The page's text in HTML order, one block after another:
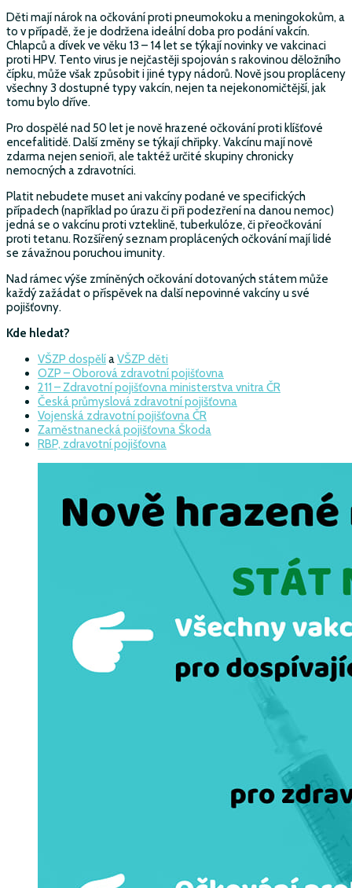
Děti mají nárok na očkování proti pneumokoku a meningokokům, a
to v případě, že je dodržena ideální doba pro podání vakcín.
Chlapců a dívek ve věku 13 – 14 let se týkají novinky ve vakcinaci
proti HPV. Tento virus je nejčastěji spojován s rakovinou děložního
čípku, může však způsobit i jiné typy nádorů. Nově jsou propláceny
všechny 3 dostupné typy vakcín, nejen ta nejekonomičtější, jak
tomu bylo dříve.
Pro dospělé nad 50 let je nově hrazené očkování proti klíšťové
encefalitidě. Další změny se týkají chřipky. Vakcínu mají nově
zdarma nejen senioři, ale taktéž určité skupiny chronicky
nemocných a zdravotníci.
Platit nebudete muset ani vakcíny podané ve specifických
případech (například po úrazu či při podezření na danou nemoc)
jedná se o vakcínu proti vzteklině, tuberkulóze, či přeočkování
proti tetanu. Rozšířený seznam proplácených očkování mají lidé
se závažnou poruchou imunity.
Nad rámec výše zmíněných očkování dotovaných státem může
každý zažádat o příspěvek na další nepovinné vakcíny u své
pojišťovny.
Kde hledat?
VŠZP dospělíaVŠZP děti
OZP – Oborová zdravotní pojišťovna
211 – Zdravotní pojišťovna ministerstva vnitra ČR
Česká průmyslová zdravotní pojišťovna
Vojenská zdravotní pojišťovna ČR
Zaměstnanecká pojišťovna Škoda
RBP, zdravotní pojišťovna